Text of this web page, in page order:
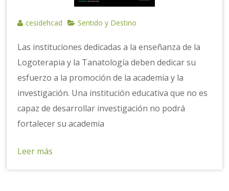
cesidehcad Sentido y Destino
Las instituciones dedicadas a la enseñanza de la
Logoterapia y la Tanatología deben dedicar su
esfuerzo a la promoción de la academia y la
investigación. Una institución educativa que no es
capaz de desarrollar investigación no podrá
fortalecer su academia
Leer más